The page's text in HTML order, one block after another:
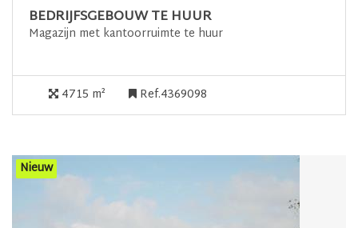
BEDRIJFSGEBOUW TE HUUR
Magazijn met kantoorruimte te huur
4715 m² Ref.4369098
Nieuw